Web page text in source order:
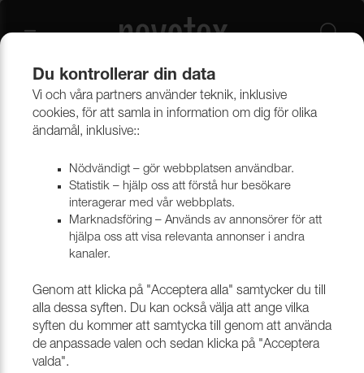
Tekniska vävar Vävar i syntetmaterial Cordura
Du kontrollerar din data
Vi och våra partners använder teknik, inklusive
cookies, för att samla in information om dig för olika
ändamål, inklusive::
Nödvändigt – gör webbplatsen användbar.
Statistik – hjälp oss att förstå hur besökare
interagerar med vår webbplats.
Marknadsföring – Används av annonsörer för att
hjälpa oss att visa relevanta annonser i andra
kanaler.
Genom att klicka på "Acceptera alla" samtycker du till
alla dessa syften. Du kan också välja att ange vilka
syften du kommer att samtycka till genom att använda
de anpassade valen och sedan klicka på "Acceptera
valda".